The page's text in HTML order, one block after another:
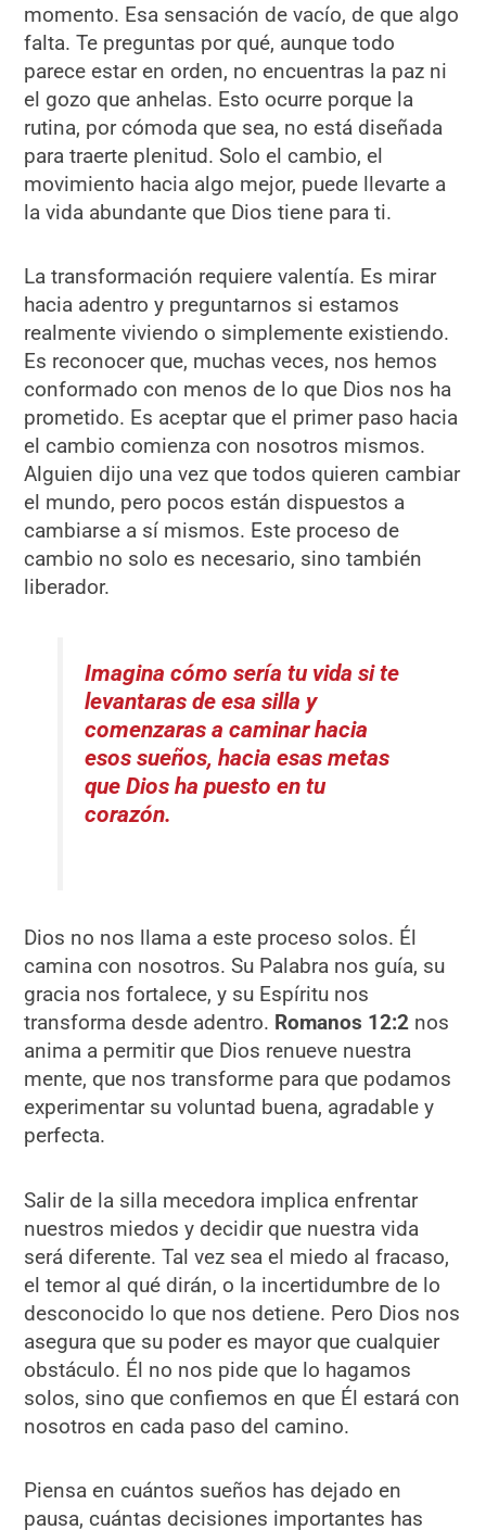
momento. Esa sensación de vacío, de que algo
falta. Te preguntas por qué, aunque todo
parece estar en orden, no encuentras la paz ni
el gozo que anhelas. Esto ocurre porque la
rutina, por cómoda que sea, no está diseñada
para traerte plenitud. Solo el cambio, el
movimiento hacia algo mejor, puede llevarte a
la vida abundante que Dios tiene para ti.
La transformación requiere valentía. Es mirar
hacia adentro y preguntarnos si estamos
realmente viviendo o simplemente existiendo.
Es reconocer que, muchas veces, nos hemos
conformado con menos de lo que Dios nos ha
prometido. Es aceptar que el primer paso hacia
el cambio comienza con nosotros mismos.
Alguien dijo una vez que todos quieren cambiar
el mundo, pero pocos están dispuestos a
cambiarse a sí mismos. Este proceso de
cambio no solo es necesario, sino también
liberador.
Imagina cómo sería tu vida si te
levantaras de esa silla y
comenzaras a caminar hacia
esos sueños, hacia esas metas
que Dios ha puesto en tu
corazón.
Dios no nos llama a este proceso solos. Él
camina con nosotros. Su Palabra nos guía, su
gracia nos fortalece, y su Espíritu nos
transforma desde adentro. Romanos 12:2 nos
anima a permitir que Dios renueve nuestra
mente, que nos transforme para que podamos
experimentar su voluntad buena, agradable y
perfecta.
Salir de la silla mecedora implica enfrentar
nuestros miedos y decidir que nuestra vida
será diferente. Tal vez sea el miedo al fracaso,
el temor al qué dirán, o la incertidumbre de lo
desconocido lo que nos detiene. Pero Dios nos
asegura que su poder es mayor que cualquier
obstáculo. Él no nos pide que lo hagamos
solos, sino que confiemos en que Él estará con
nosotros en cada paso del camino.
Piensa en cuántos sueños has dejado en
pausa, cuántas decisiones importantes has